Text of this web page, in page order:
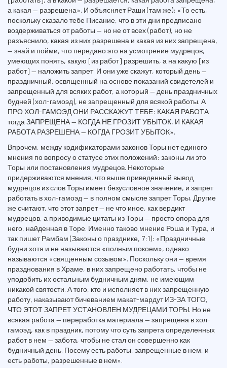
а какая — разрешена». И объясняет Раши (там же): «То есть,
поскольку сказало тебе Писание, что в эти дни предписано
воздерживаться от работы — но не от всех (работ), но не
разъяснило, какая из них разрешена и какая из них запрещена,
— знай и пойми, что передано это на усмотрение мудрецов,
умеющих понять, какую [из работ] разрешить, а на какую [из
работ] — наложить запрет. И они уже скажут, который день —
праздничный, освященный на основе показаний свидетелей и
запрещенный для всяких работ, а который — день праздничных
будней (хол-гамоэд), не запрещенный для всякой работы. А
ПРО ХОЛ-ГАМОЭД ОНИ РАССКАЖУТ ТЕБЕ: КАКАЯ РАБОТА
тогда ЗАПРЕЩЕНА — КОГДА НЕ ГРОЗИТ УБЫТОК, И КАКАЯ
РАБОТА РАЗРЕШЕНА — КОГДА ГРОЗИТ УБЫТОК».
Впрочем, между кодификаторами законов Торы нет единого
мнения по вопросу о статусе этих положений: законы ли это
Торы или постановления мудрецов. Некоторые
придерживаются мнения, что выше приведенный вывод
мудрецов из слов Торы имеет безусловное значение, и запрет
работать в хол-гамоэд — в полном смысле запрет Торы. Другие
же считают, что этот запрет — не что иное, как вердикт
мудрецов, а приводимые цитаты из Торы — просто опора для
него, найденная в Торе. Именно таково мнение Роша и Тура, и
так пишет Рамбам (Законы о празднике, 7:1): «Праздничные
будни хотя и не называются «полным покоем», однако
называются «священным созывом». Поскольку они — время
празднования в Храме, в них запрещено работать, чтобы не
уподобить их остальным будничным дням, не имеющим
никакой святости. А того, кто и исполняет в них запрещенную
работу, наказывают бичеванием макат-мардут ИЗ-ЗА ТОГО,
ЧТО ЭТОТ ЗАПРЕТ УСТАНОВЛЕН МУДРЕЦАМИ ТОРЫ. Но не
всякая работа — переработка материала — запрещена в хол-
гамоэд, как в праздник, потому что суть запрета определенных
работ в нем — забота, чтобы не стал он совершенно как
будничный день. Посему есть работы, запрещенные в нем, и
есть работы, разрешенные в нем».